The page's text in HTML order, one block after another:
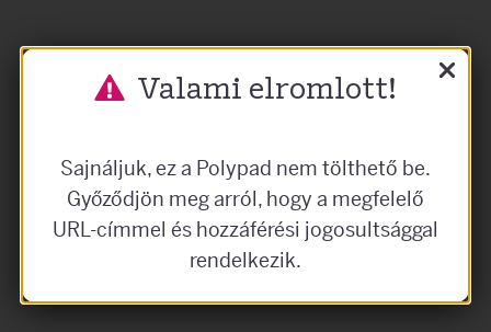
Valami elromlott!
Sajnáljuk, ez a Polypad nem tölthető be.
Győződjön meg arról, hogy a megfelelő
URL-címmel és hozzáférési jogosultsággal
rendelkezik.